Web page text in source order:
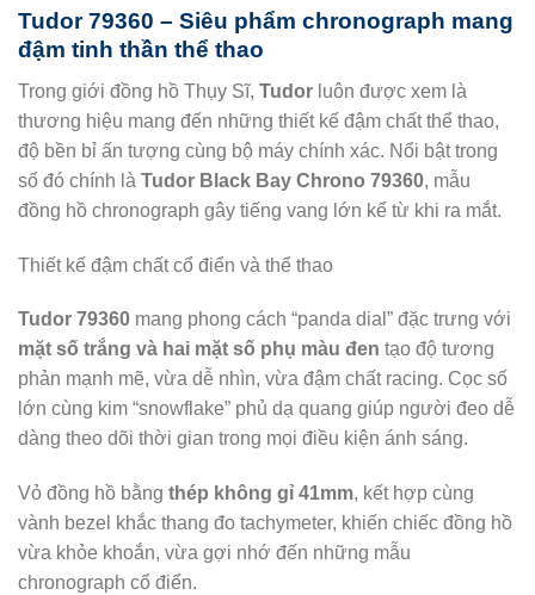
Tudor 79360 – Siêu phẩm chronograph mang
đậm tinh thần thể thao
Trong giới đồng hồ Thụy Sĩ, Tudor luôn được xem là
thương hiệu mang đến những thiết kế đậm chất thể thao,
độ bền bỉ ấn tượng cùng bộ máy chính xác. Nổi bật trong
số đó chính là Tudor Black Bay Chrono 79360, mẫu
đồng hồ chronograph gây tiếng vang lớn kể từ khi ra mắt.
Thiết kế đậm chất cổ điển và thể thao
Tudor 79360 mang phong cách “panda dial” đặc trưng với
mặt số trắng và hai mặt số phụ màu đen tạo độ tương
phản mạnh mẽ, vừa dễ nhìn, vừa đậm chất racing. Cọc số
lớn cùng kim “snowflake” phủ dạ quang giúp người đeo dễ
dàng theo dõi thời gian trong mọi điều kiện ánh sáng.
Vỏ đồng hồ bằng thép không gỉ 41mm, kết hợp cùng
vành bezel khắc thang đo tachymeter, khiến chiếc đồng hồ
vừa khỏe khoắn, vừa gợi nhớ đến những mẫu
chronograph cổ điển.